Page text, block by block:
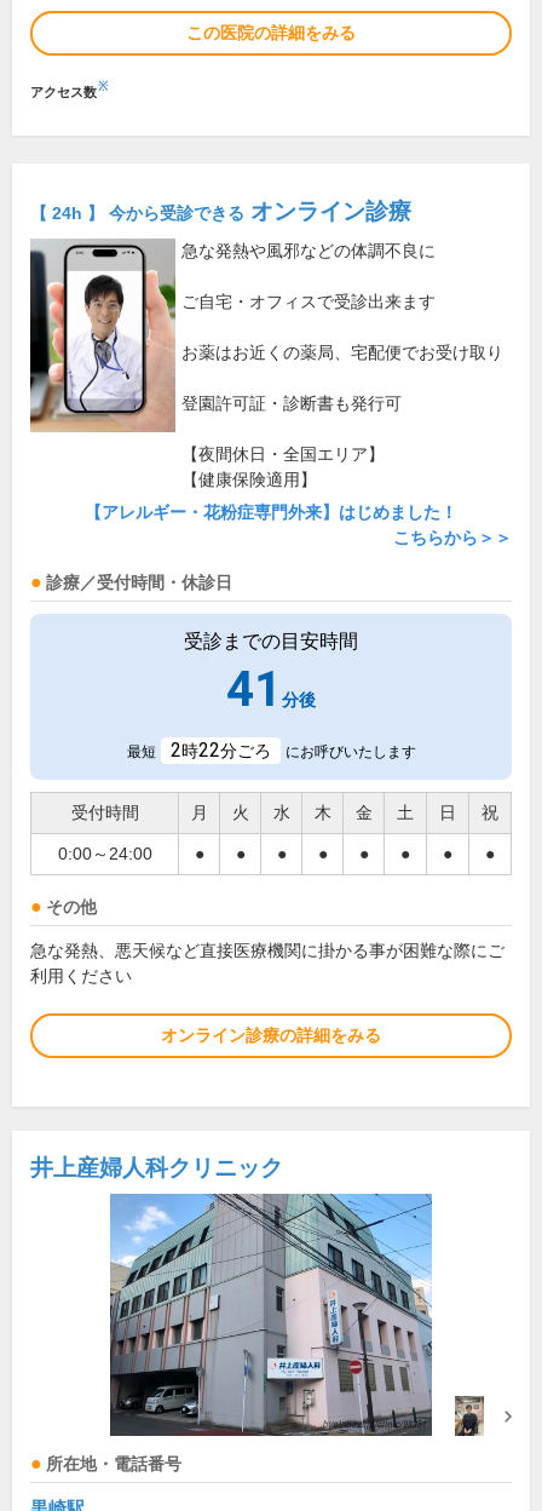
この医院の詳細をみる
アクセス数※
【 24h 】 今から受診できる オンライン診療
急な発熱や風邪などの体調不良に
ご自宅・オフィスで受診出来ます
お薬はお近くの薬局、宅配便でお受け取り
登園許可証・診断書も発行可
【夜間休日・全国エリア】
【健康保険適用】
【アレルギー・花粉症専門外来】はじめました！
こちらから＞＞
診療／受付時間・休診日
受診までの目安時間
41 分後
最短 2時22分ごろ にお呼びいたします
受付時間 月 火 水 木 金 土 日 祝
0:00～24:00 ● ● ● ● ● ● ● ●
その他
急な発熱、悪天候など直接医療機関に掛かる事が困難な際にご
利用ください
オンライン診療の詳細をみる
井上産婦人科クリニック
所在地・電話番号